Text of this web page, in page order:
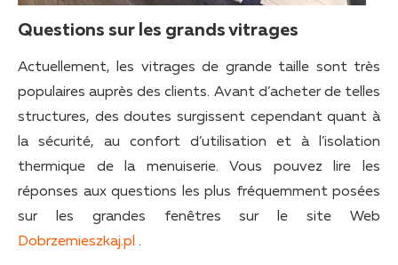
Questions sur les grands vitrages
Actuellement, les vitrages de grande taille sont très
populaires auprès des clients. Avant d’acheter de telles
structures, des doutes surgissent cependant quant à
la sécurité, au confort d’utilisation et à l’isolation
thermique de la menuiserie. Vous pouvez lire les
réponses aux questions les plus fréquemment posées
sur les grandes fenêtres sur le site Web
Dobrzemieszkaj.pl .